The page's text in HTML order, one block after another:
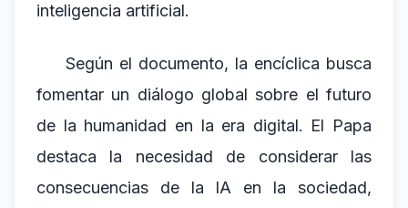
inteligencia artificial.
Según el documento, la encíclica busca
fomentar un diálogo global sobre el futuro
de la humanidad en la era digital. El Papa
destaca la necesidad de considerar las
consecuencias de la IA en la sociedad,